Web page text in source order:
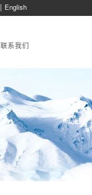
| English
联系我们